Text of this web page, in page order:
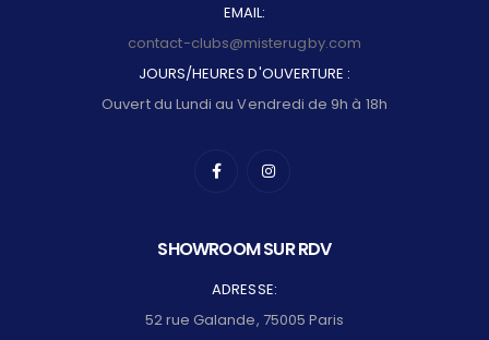
EMAIL:
contact-clubs@misterugby.com
JOURS/HEURES D'OUVERTURE :
Ouvert du Lundi au Vendredi de 9h à 18h
SHOWROOM SUR RDV
ADRESSE:
52 rue Galande, 75005 Paris